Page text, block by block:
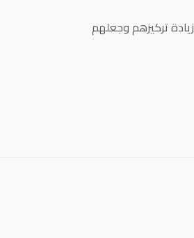
تركيزهم وجعلهم